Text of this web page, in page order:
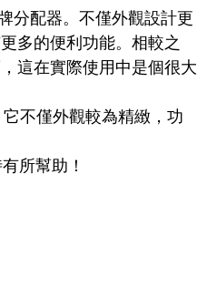
分配器。不僅外觀設計更
多的便利功能。相較之
這在實際使用中是個很大
它不僅外觀較為精緻，功
所幫助！